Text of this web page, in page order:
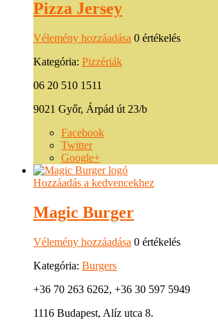
Pizza Jersey
Vélemény hozzáadása 0 értékelés
Kategória: Pizzériák
06 20 510 1511
9021 Győr, Árpád út 23/b
Facebook
Twitter
Google+
Hozzáadás a kedvencekhez
Magic Burger
Vélemény hozzáadása 0 értékelés
Kategória: Burgers
+36 70 263 6262, +36 30 597 5949
1116 Budapest, Alíz utca 8.